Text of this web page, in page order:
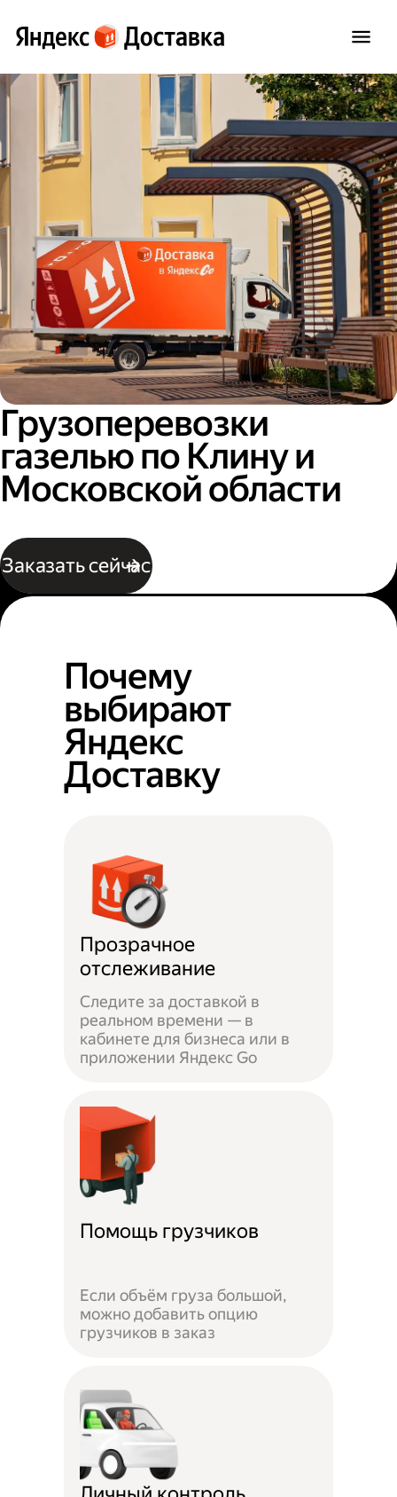
Грузоперевозки
газелью по Клину и
Московской области
Заказать сейчас
Почему
выбирают
Яндекс
Доставку
Прозрачное
отслеживание
Следите за доставкой в
реальном времени — в
кабинете для бизнеса или в
приложении Яндекс Go
Помощь грузчиков
Если объём груза большой,
можно добавить опцию
грузчиков в заказ